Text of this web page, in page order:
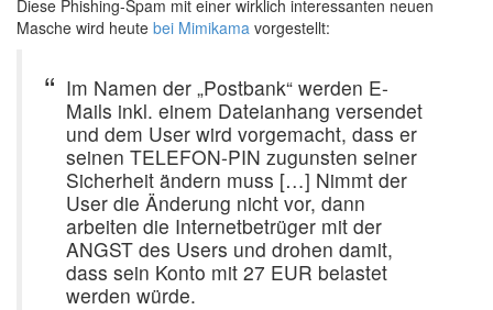
Diese Phishing-Spam mit einer wirklich interessanten neuen
Masche wird heute bei Mimikama vorgestellt:
Im Namen der „Postbank“ werden E-
Mails inkl. einem Dateianhang versendet
und dem User wird vorgemacht, dass er
seinen TELEFON-PIN zugunsten seiner
Sicherheit ändern muss […] Nimmt der
User die Änderung nicht vor, dann
arbeiten die Internetbetrüger mit der
ANGST des Users und drohen damit,
dass sein Konto mit 27 EUR belastet
werden würde.